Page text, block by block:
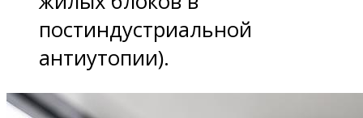
постиндустриальной
антиутопии).